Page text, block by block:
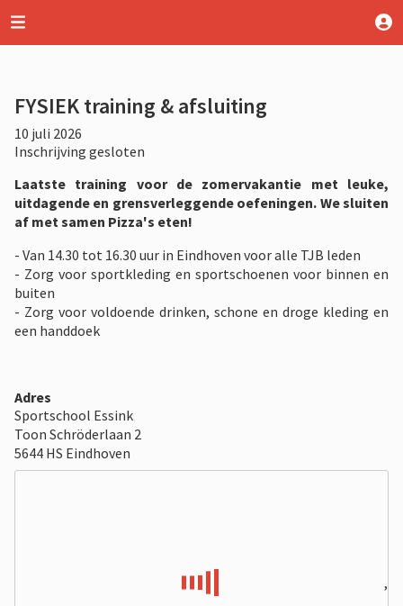
FYSIEK training & afsluiting
10 juli 2026
Inschrijving gesloten
Laatste training voor de zomervakantie met leuke,
uitdagende en grensverleggende oefeningen. We sluiten
af met samen Pizza's eten!
- Van 14.30 tot 16.30 uur in Eindhoven voor alle TJB leden
- Zorg voor sportkleding en sportschoenen voor binnen en
buiten
- Zorg voor voldoende drinken, schone en droge kleding en
een handdoek
Adres
Sportschool Essink
Toon Schröderlaan 2
5644 HS Eindhoven
,